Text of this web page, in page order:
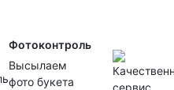
Фотоконтроль
Высылаем
фото букета